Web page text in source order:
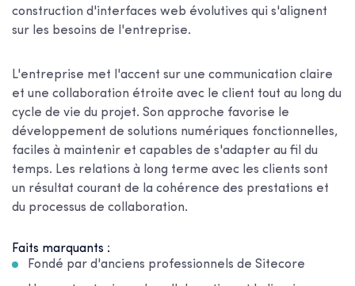
construction d'interfaces web évolutives qui s'alignent
sur les besoins de l'entreprise.
L'entreprise met l'accent sur une communication claire
et une collaboration étroite avec le client tout au long du
cycle de vie du projet. Son approche favorise le
développement de solutions numériques fonctionnelles,
faciles à maintenir et capables de s'adapter au fil du
temps. Les relations à long terme avec les clients sont
un résultat courant de la cohérence des prestations et
du processus de collaboration.
Faits marquants :
Fondé par d'anciens professionnels de Sitecore